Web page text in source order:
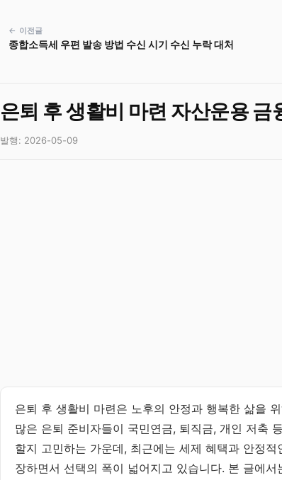
← 이전글
종합소득세 우편 발송 방법 수신 시기 수신 누락 대처
은퇴 후 생활비 마련 자산운용 금
발행: 2026-05-09
은퇴 후 생활비 마련은 노후의 안정과 행복한 삶을
많은 은퇴 준비자들이 국민연금, 퇴직금, 개인 저축
할지 고민하는 가운데, 최근에는 세제 혜택과 안정
장하면서 선택의 폭이 넓어지고 있습니다. 본 글에